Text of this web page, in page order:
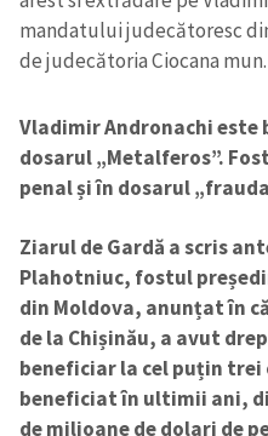
mandatului judecătoresc
de judecătoria Ciocana
Vladimir Andronachi este
dosarul „Metalferos”.
penal și în dosarul
Ziarul de Gardă a scris
Plahotniuc, fostul
din Moldova, anunțat în
de la Chișinău, a avut
beneficiar la cel puțin trei
beneficiat în ultimii ani,
de milioane de dolari de